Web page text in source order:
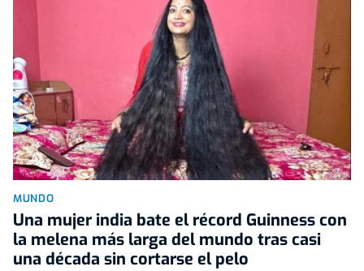
MUNDO
Una mujer india bate el récord Guinness con
la melena más larga del mundo tras casi
una década sin cortarse el pelo